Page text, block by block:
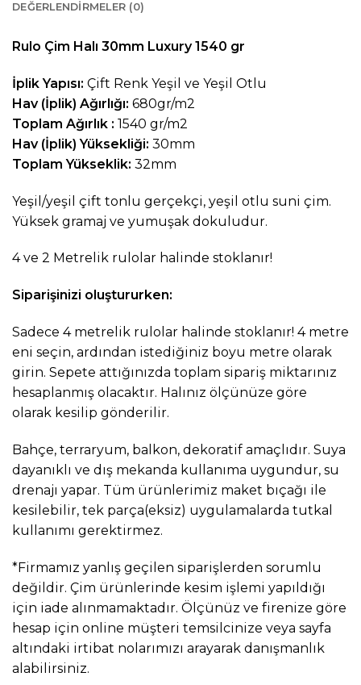
DEĞERLENDIRMELER (0)
Rulo Çim Halı 30mm Luxury 1540 gr
İplik Yapısı: Çift Renk Yeşil ve Yeşil Otlu
Hav (İplik) Ağırlığı: 680gr/m2
Toplam Ağırlık : 1540 gr/m2
Hav (İplik) Yüksekliği: 30mm
Toplam Yükseklik: 32mm
Yeşil/yeşil çift tonlu gerçekçi, yeşil otlu suni çim.
Yüksek gramaj ve yumuşak dokuludur.
4 ve 2 Metrelik rulolar halinde stoklanır!
Siparişinizi oluştururken:
Sadece 4 metrelik rulolar halinde stoklanır! 4 metre
eni seçin, ardından istediğiniz boyu metre olarak
girin. Sepete attığınızda toplam sipariş miktarınız
hesaplanmış olacaktır. Halınız ölçünüze göre
olarak kesilip gönderilir.
Bahçe, terraryum, balkon, dekoratif amaçlıdır. Suya
dayanıklı ve dış mekanda kullanıma uygundur, su
drenajı yapar. Tüm ürünlerimiz maket bıçağı ile
kesilebilir, tek parça(eksiz) uygulamalarda tutkal
kullanımı gerektirmez.
*Firmamız yanlış geçilen siparişlerden sorumlu
değildir. Çim ürünlerinde kesim işlemi yapıldığı
için iade alınmamaktadır. Ölçünüz ve firenize göre
hesap için online müşteri temsilcinize veya sayfa
altındaki irtibat nolarımızı arayarak danışmanlık
alabilirsiniz.